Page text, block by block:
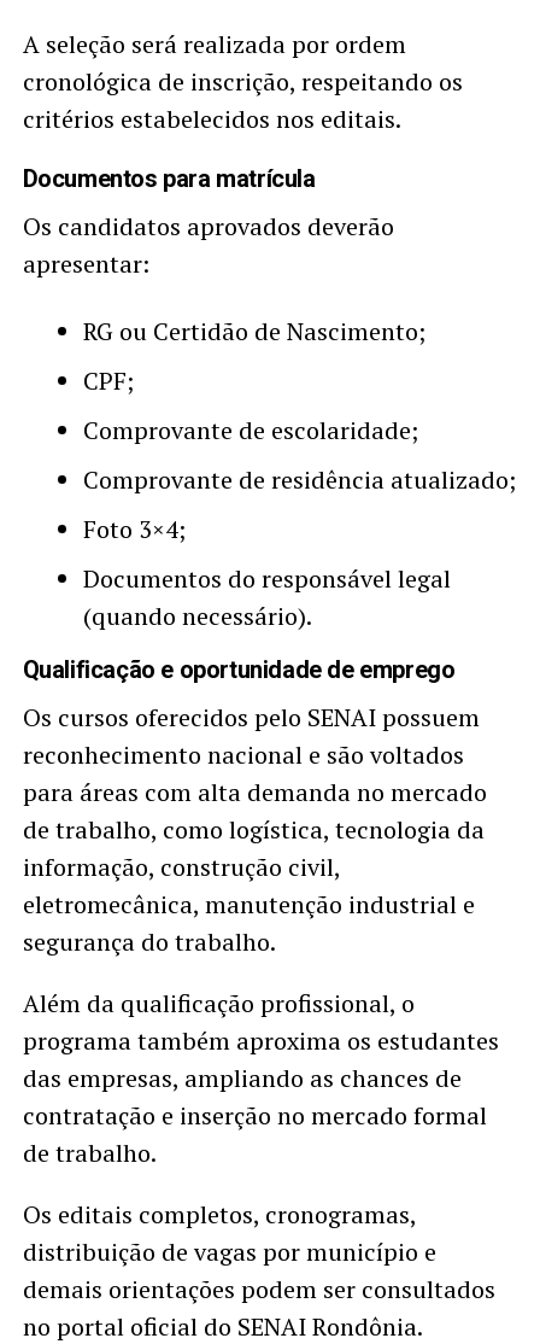
A seleção será realizada por ordem
cronológica de inscrição, respeitando os
critérios estabelecidos nos editais.
Documentos para matrícula
Os candidatos aprovados deverão
apresentar:
RG ou Certidão de Nascimento;
CPF;
Comprovante de escolaridade;
Comprovante de residência atualizado;
Foto 3×4;
Documentos do responsável legal
(quando necessário).
Qualificação e oportunidade de emprego
Os cursos oferecidos pelo SENAI possuem
reconhecimento nacional e são voltados
para áreas com alta demanda no mercado
de trabalho, como logística, tecnologia da
informação, construção civil,
eletromecânica, manutenção industrial e
segurança do trabalho.
Além da qualificação profissional, o
programa também aproxima os estudantes
das empresas, ampliando as chances de
contratação e inserção no mercado formal
de trabalho.
Os editais completos, cronogramas,
distribuição de vagas por município e
demais orientações podem ser consultados
no portal oficial do SENAI Rondônia.